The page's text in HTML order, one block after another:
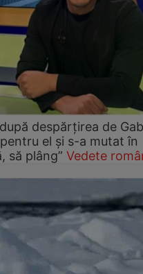
despărțirea de
el și s-a mutat în
să plâng” Vedete